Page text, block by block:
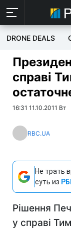
DRONE DEALS
справі
16:31 11.10.2011 Вт
RBC.UA
Не трать
суть из
Рішення
у справі